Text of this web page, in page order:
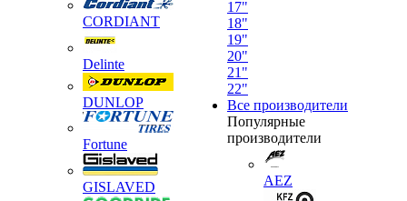
CORDIANT
Delinte
DUNLOP
Fortune
GISLAVED
17"
18"
19"
20"
21"
22"
Все производители
Популярные
производители
AEZ